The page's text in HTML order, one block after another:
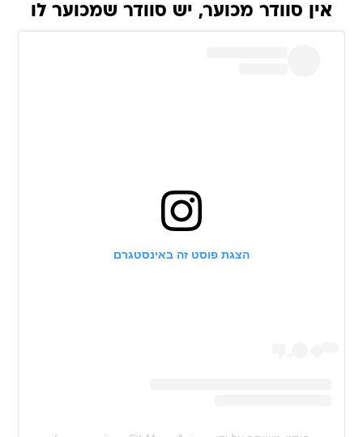
אין סוודר מכוער, יש סוודר שמכוער לו
הצגת פוסט זה באינסטגרם